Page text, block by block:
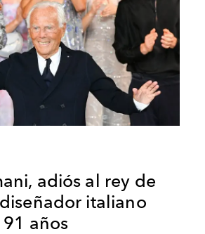
adiós al rey de
italiano
años